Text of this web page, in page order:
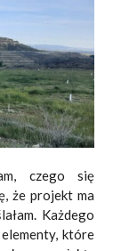
czego się
że projekt ma
Każdego
które